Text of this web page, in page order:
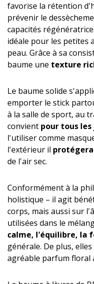
favorise la rétention
prévenir le
capacités
idéale pour les petites
peau. Grâce à sa
baume une texture
Le baume solide
emporter le stick
à la salle de sport, au
convient pour tous
l'utiliser comme
l'extérieur il protégera
de l'air sec.
Conformément à la
holistique – il agit
corps, mais aussi sur
utilisées dans le
calme, l'équilibre, la
générale. De plus,
agréable parfum floral